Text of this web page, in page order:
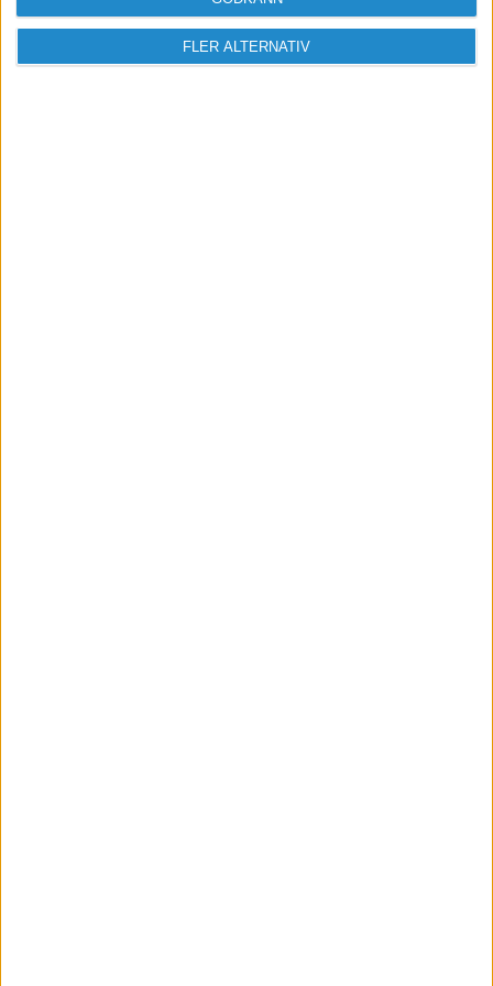
FLER ALTERNATIV
Vill du delta i diskussionen?